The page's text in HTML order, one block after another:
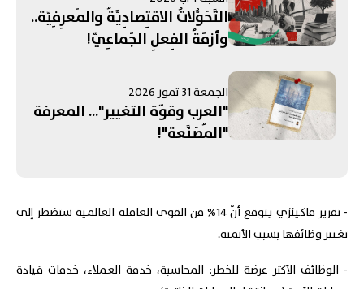
التَّحَوُّلاتُ الاقتِصادِيَّةُ والمَعرِفِيَّة..
وأزمَةُ الفِعلِ الجَماعِيّ!
الجمعة 31 تموز 2026
"العرب وقوّة التغيير"... المعرفة
"المُصَنَّعة"!
- تقرير ماكينزي يتوقع أنّ 14% من القوى العاملة العالمية ستضطر إلى
تغيير وظائفها بسبب الأتمتة.
- الوظائف الأكثر عرضة للخطر: المحاسبة، خدمة العملاء، خدمات قيادة